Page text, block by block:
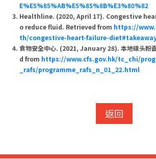
E%E5%85%AB%E5%85%8B%E3%80%82
Healthline. (2020, April 17). Congestive
o reduce fluid. Retrieved from https://
th/congestive-heart-failure-
食物安全中心. (2021, January 28). 本地碟头粉
d from https://www.cfs.gov.hk/tc_chi/
_rafs/programme_rafs_n_01_22.html
返回